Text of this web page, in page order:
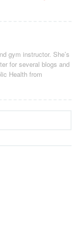
gym instructor. She’s
for several blogs and
Health from